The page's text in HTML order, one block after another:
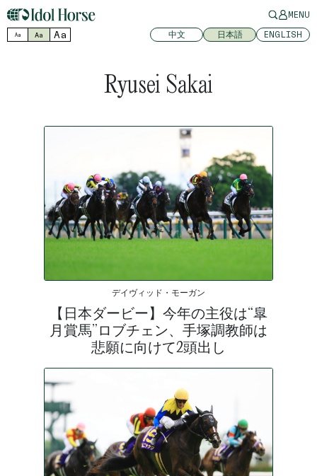
MENU
Aa Aa Aa 中文 日本語 ENGLISH
Ryusei Sakai
デイヴィッド・モーガン
【日本ダービー】今年の主役は“皐
月賞馬”ロブチェン、手塚調教師は
悲願に向けて2頭出し